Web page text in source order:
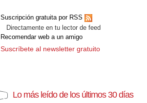
Suscripción gratuita por RSS
Directamente en tu lector de feed
Recomendar web a un amigo
Suscríbete al newsletter gratuito
Lo más leído de los últimos 30 días